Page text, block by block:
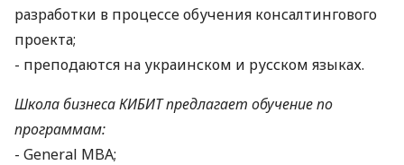
разработки в процессе обучения консалтингового
проекта;
- преподаются на украинском и русском языках.
Школа бизнеса КИБИТ предлагает обучение по
программам:
- General MBA;